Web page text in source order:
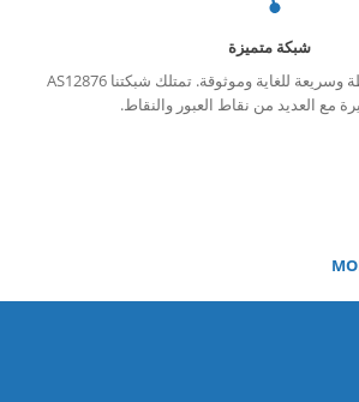
شبكة متميزة
نحن ندير شبكة بسيطة وسريعة للغاية وموثوقة. تمتلك شبكتنا AS12876
مع العديد من نقاط العبور والنقاط.